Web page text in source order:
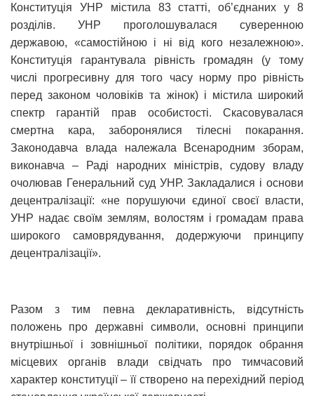
Конституція УНР містила 83 статті, об’єднаних у 8
розділів. УНР проголошувалася суверенною
державою, «самостійною і ні від кого незалежною».
Конституція гарантувала рівність громадян (у тому
числі прогресивну для того часу норму про рівність
перед законом чоловіків та жінок) і містила широкий
спектр гарантій прав особистості. Скасовувалася
смертна кара, заборонялися тілесні покарання.
Законодавча влада належала Всенародним зборам,
виконавча – Раді народних міністрів, судову владу
очолював Генеральний суд УНР. Закладалися і основи
децентралізації: «не порушуючи єдиної своєї власти,
УНР надає своїм землям, волостям і громадам права
широкого самоврядування, додержуючи принципу
децентралізації».
Разом з тим певна декларативність, відсутність
положень про державні символи, основні принципи
внутрішньої і зовнішньої політики, порядок обрання
місцевих органів влади свідчать про тимчасовий
характер конституції – її створено на перехідний період